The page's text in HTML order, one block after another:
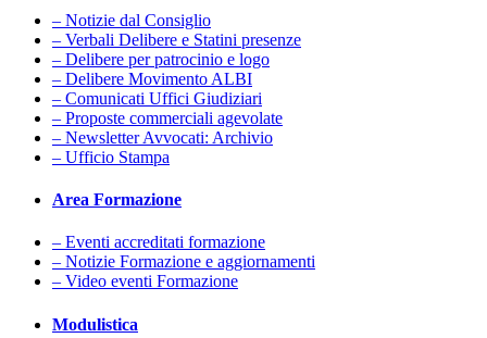
– Notizie dal Consiglio
– Verbali Delibere e Statini presenze
– Delibere per patrocinio e logo
– Delibere Movimento ALBI
– Comunicati Uffici Giudiziari
– Proposte commerciali agevolate
– Newsletter Avvocati: Archivio
– Ufficio Stampa
Area Formazione
– Eventi accreditati formazione
– Notizie Formazione e aggiornamenti
– Video eventi Formazione
Modulistica